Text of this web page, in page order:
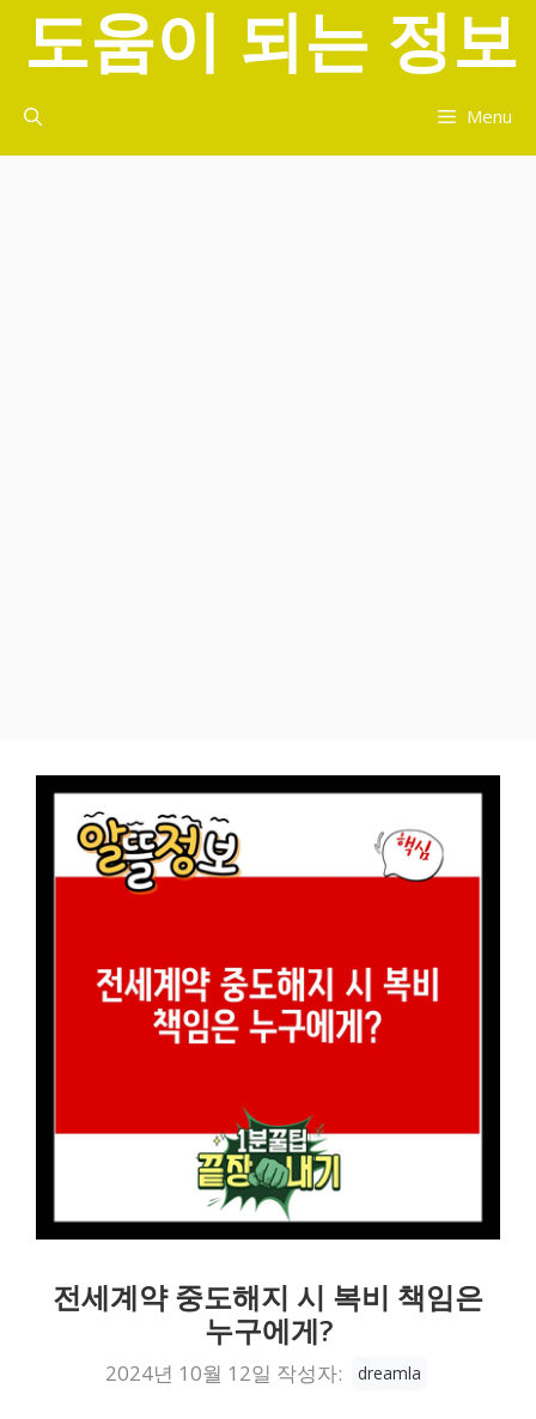
너
도움이 되는 정보
Menu
전세계약 중도해지 시 복비 책임은
누구에게?
2024년 10월 12일 작성자: dreamla